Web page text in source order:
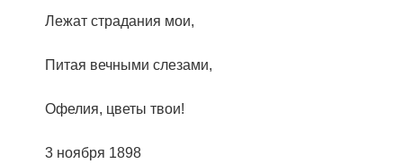
Лежат страдания мои,
Питая вечными слезами,
Офелия, цветы твои!
3 ноября 1898